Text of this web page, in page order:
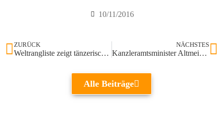
10/11/2016
ZURÜCK
Weltrangliste zeigt tänzerische Spitzenqualität
NÄCHSTES
Kanzleramtsminister Altmeier zur Flüchtlingsfrage
Alle Beiträge